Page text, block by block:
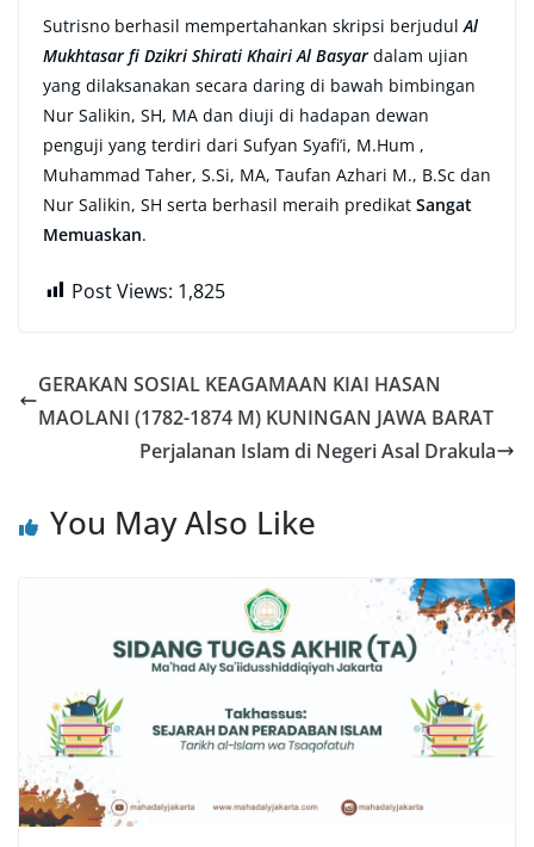
Sutrisno berhasil mempertahankan skripsi berjudul Al
Mukhtasar fi Dzikri Shirati Khairi Al Basyar dalam ujian
yang dilaksanakan secara daring di bawah bimbingan
Nur Salikin, SH, MA dan diuji di hadapan dewan
penguji yang terdiri dari Sufyan Syafi’i, M.Hum ,
Muhammad Taher, S.Si, MA, Taufan Azhari M., B.Sc dan
Nur Salikin, SH serta berhasil meraih predikat Sangat
Memuaskan.
Post Views: 1,825
GERAKAN SOSIAL KEAGAMAAN KIAI HASAN
MAOLANI (1782-1874 M) KUNINGAN JAWA BARAT
Perjalanan Islam di Negeri Asal Drakula
You May Also Like